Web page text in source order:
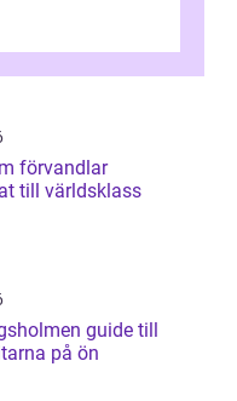
förvandlar
till världsklass
guide till
på ön